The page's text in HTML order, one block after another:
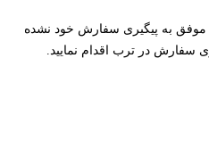
به پیگیری سفارش خود نشده
سفارش در ترب اقدام نمایید.